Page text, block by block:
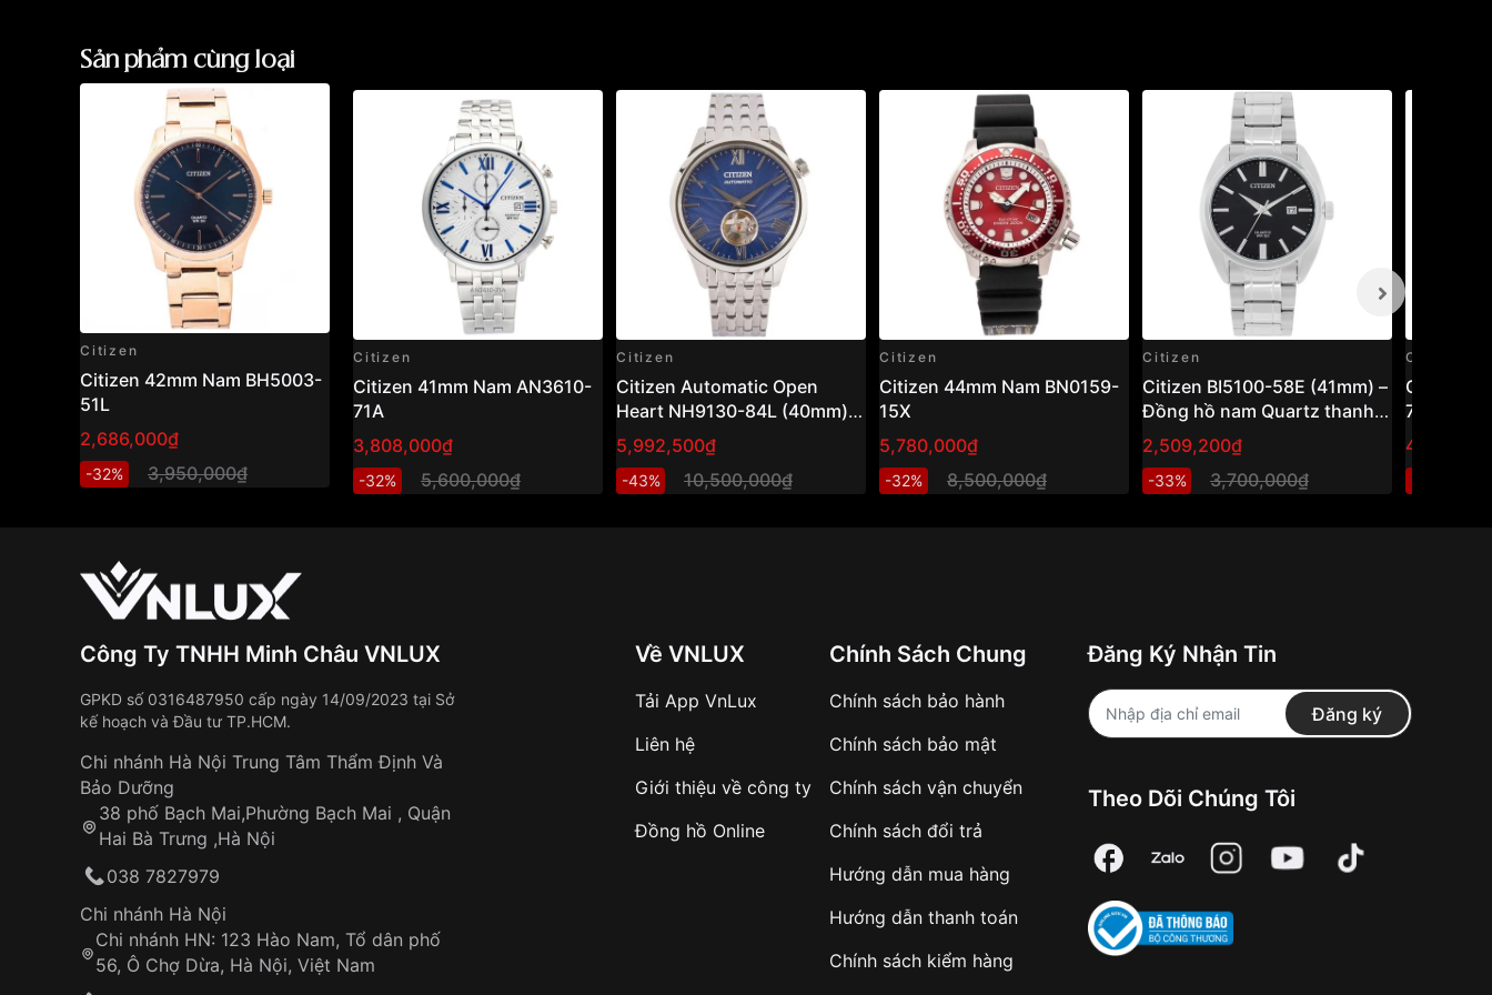
Sản phẩm cùng loại
Citizen
Citizen 42mm Nam BH5003-
51L
2,686,000₫
-32% 3,950,000₫
Citizen
Citizen 41mm Nam AN3610-
71A
3,808,000₫
-32% 5,600,000₫
Citizen
Citizen Automatic Open
Heart NH9130-84L (40mm) –
Đồng hồ nam cơ hở tim, mặt
xanh sang trọng
5,992,500₫
-43% 10,500,000₫
Citizen
Citizen 44mm Nam BN0159-
15X
5,780,000₫
-32% 8,500,000₫
Citizen
Citizen BI5100-58E (41mm) –
Đồng hồ nam Quartz thanh
lịch, thiết kế cổ điển dễ đeo
2,509,200₫
-33% 3,700,000₫
Citizen
Citizen
75L
Công Ty TNHH Minh Châu VNLUX
GPKD số 0316487950 cấp ngày 14/09/2023 tại Sở
kế hoạch và Đầu tư TP.HCM.
Chi nhánh Hà Nội Trung Tâm Thẩm Định Và
Bảo Dưỡng
38 phố Bạch Mai,Phường Bạch Mai , Quận
Hai Bà Trưng ,Hà Nội
038 7827979
Chi nhánh Hà Nội
Chi nhánh HN: 123 Hào Nam, Tổ dân phố
56, Ô Chợ Dừa, Hà Nội, Việt Nam
Về VNLUX
Tải App VnLux
Liên hệ
Giới thiệu về công ty
Đồng hồ Online
Chính Sách Chung
Chính sách bảo hành
Chính sách bảo mật
Chính sách vận chuyển
Chính sách đổi trả
Hướng dẫn mua hàng
Hướng dẫn thanh toán
Chính sách kiểm hàng
Đăng Ký Nhận Tin
Đăng ký
Theo Dõi Chúng Tôi